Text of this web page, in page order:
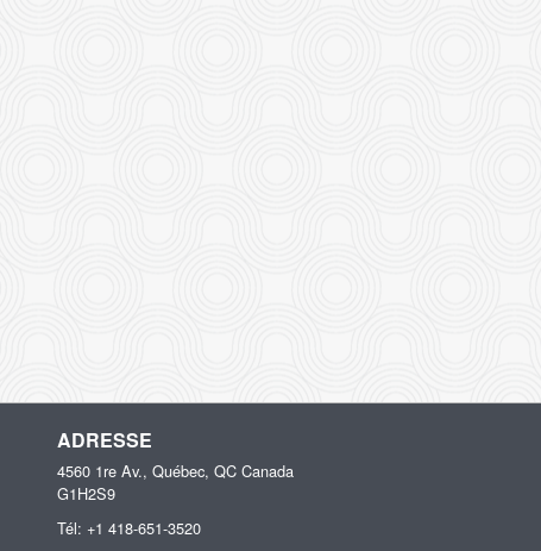
ADRESSE
4560 1re Av., Québec, QC Canada
G1H2S9
Tél: +1 418-651-3520